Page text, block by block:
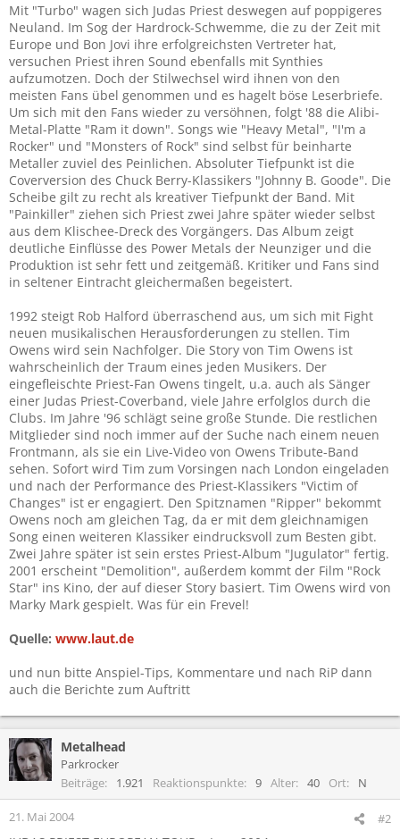
Mit "Turbo" wagen sich Judas Priest deswegen auf poppigeres
Neuland. Im Sog der Hardrock-Schwemme, die zu der Zeit mit
Europe und Bon Jovi ihre erfolgreichsten Vertreter hat,
versuchen Priest ihren Sound ebenfalls mit Synthies
aufzumotzen. Doch der Stilwechsel wird ihnen von den
meisten Fans übel genommen und es hagelt böse Leserbriefe.
Um sich mit den Fans wieder zu versöhnen, folgt '88 die Alibi-
Metal-Platte "Ram it down". Songs wie "Heavy Metal", "I'm a
Rocker" und "Monsters of Rock" sind selbst für beinharte
Metaller zuviel des Peinlichen. Absoluter Tiefpunkt ist die
Coverversion des Chuck Berry-Klassikers "Johnny B. Goode". Die
Scheibe gilt zu recht als kreativer Tiefpunkt der Band. Mit
"Painkiller" ziehen sich Priest zwei Jahre später wieder selbst
aus dem Klischee-Dreck des Vorgängers. Das Album zeigt
deutliche Einflüsse des Power Metals der Neunziger und die
Produktion ist sehr fett und zeitgemäß. Kritiker und Fans sind
in seltener Eintracht gleichermaßen begeistert.
1992 steigt Rob Halford überraschend aus, um sich mit Fight
neuen musikalischen Herausforderungen zu stellen. Tim
Owens wird sein Nachfolger. Die Story von Tim Owens ist
wahrscheinlich der Traum eines jeden Musikers. Der
eingefleischte Priest-Fan Owens tingelt, u.a. auch als Sänger
einer Judas Priest-Coverband, viele Jahre erfolglos durch die
Clubs. Im Jahre '96 schlägt seine große Stunde. Die restlichen
Mitglieder sind noch immer auf der Suche nach einem neuen
Frontmann, als sie ein Live-Video von Owens Tribute-Band
sehen. Sofort wird Tim zum Vorsingen nach London eingeladen
und nach der Performance des Priest-Klassikers "Victim of
Changes" ist er engagiert. Den Spitznamen "Ripper" bekommt
Owens noch am gleichen Tag, da er mit dem gleichnamigen
Song einen weiteren Klassiker eindrucksvoll zum Besten gibt.
Zwei Jahre später ist sein erstes Priest-Album "Jugulator" fertig.
2001 erscheint "Demolition", außerdem kommt der Film "Rock
Star" ins Kino, der auf dieser Story basiert. Tim Owens wird von
Marky Mark gespielt. Was für ein Frevel!
Quelle: www.laut.de
und nun bitte Anspiel-Tips, Kommentare und nach RiP dann
auch die Berichte zum Auftritt
Metalhead
Parkrocker
Beiträge
1.921 Reaktionspunkte 9 Alter 40 Ort N
21. Mai 2004 #2